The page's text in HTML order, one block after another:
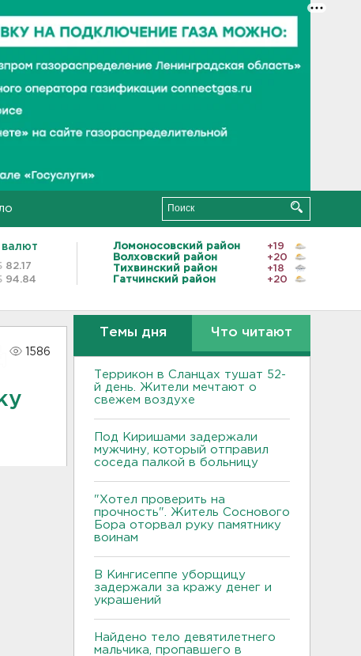
валют
82.17
94.84
Ломоносовский район
+19
Волховский район
+20
Тихвинский район
+18
Гатчинский район
+20
1586
Темы дня Что читают
Террикон в Сланцах тушат 52-
й день. Жители мечтают о
свежем воздухе
Под Киришами задержали
мужчину, который отправил
соседа палкой в больницу
"Хотел проверить на
прочность". Житель Соснового
Бора оторвал руку памятнику
воинам
В Кингисеппе уборщицу
задержали за кражу денег и
украшений
Найдено тело девятилетнего
мальчика, пропавшего в